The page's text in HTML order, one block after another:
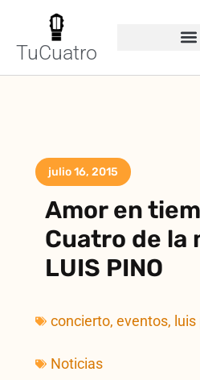
TuCuatro
julio 16, 2015
Amor en
Cuatro de la
LUIS PINO
concierto,eventos,
Noticias